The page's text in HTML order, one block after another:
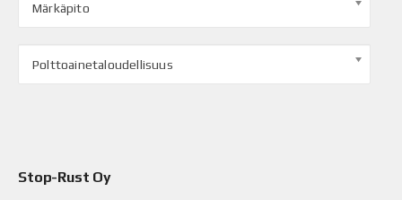
Märkäpito
Polttoainetaloudellisuus
Stop-Rust Oy